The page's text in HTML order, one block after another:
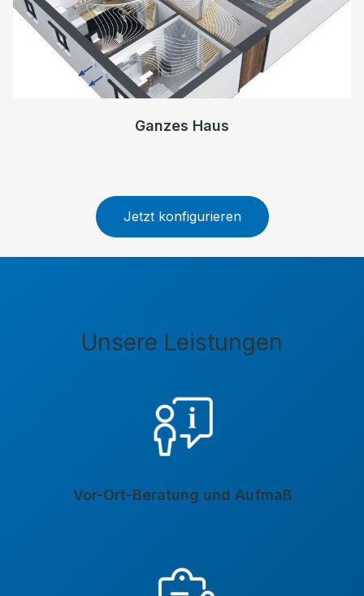
Ganzes Haus
Jetzt konfigurieren
Unsere Leistungen
Vor-Ort-Beratung und Aufmaß